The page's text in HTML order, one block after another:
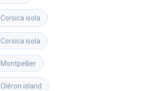
Corsica isola
Corsica isola
Montpellier
Oléron island